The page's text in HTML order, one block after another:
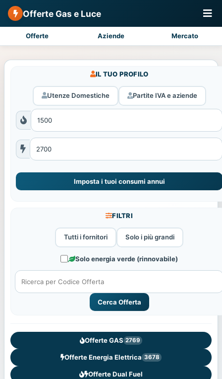
Offerte Gas e Luce
Offerte Aziende Mercato
IL TUO PROFILO
Utenze Domestiche Partite IVA e aziende
Imposta i tuoi consumi annui
FILTRI
Tutti i fornitori Solo i più grandi
Solo energia verde (rinnovabile)
Cerca Offerta
Offerte GAS 2769
Offerte Energia Elettrica 3678
Offerte Dual Fuel